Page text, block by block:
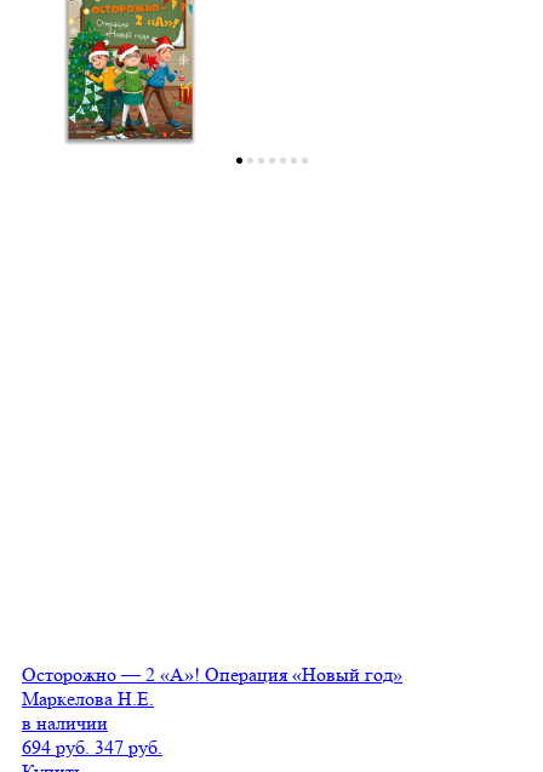
Осторожно — 2 «А»! Операция «Новый год»
Маркелова Н.Е.
в наличии
694 руб. 347 руб.